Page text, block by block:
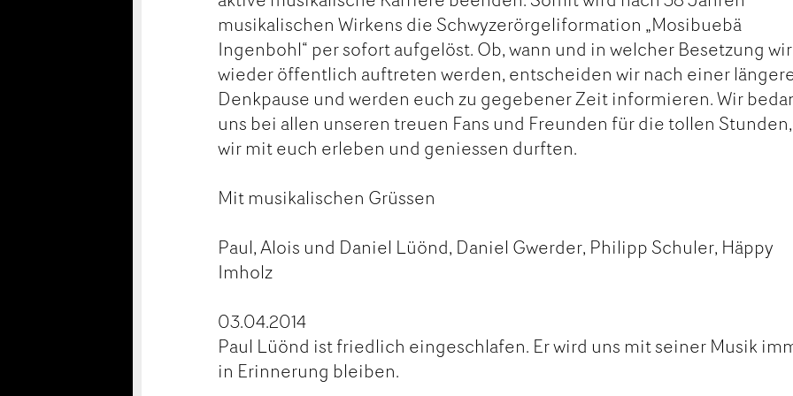
musikalischen Wirkens die Schwyzerörgeliformation „Mosibuebä
Ingenbohl“ per sofort aufgelöst. Ob, wann und in welcher Besetzung wir
wieder öffentlich auftreten werden, entscheiden wir nach einer
Denkpause und werden euch zu gegebener Zeit informieren. Wir
uns bei allen unseren treuen Fans und Freunden für die tollen
wir mit euch erleben und geniessen durften.
Mit musikalischen Grüssen
Paul, Alois und Daniel Lüönd, Daniel Gwerder, Philipp Schuler, Häppy
Imholz
03.04.2014
Paul Lüönd ist friedlich eingeschlafen. Er wird uns mit seiner Musik
in Erinnerung bleiben.